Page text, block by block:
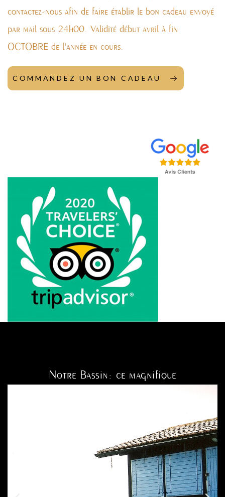
contactez-nous afin de faire établir le bon cadeau envoyé
par mail sous 24h00. Validité début avril à fin
OCTOBRE de l'année en cours.
COMMANDEZ UN BON CADEAU
Notre Bassin: ce magnifique